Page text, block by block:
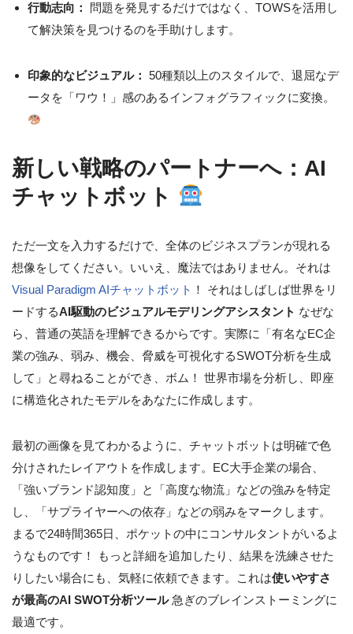
行動志向：
問題を発見するだけではなく、TOWSを活用し
て解決策を見つけるのを手助けします。
印象的なビジュアル： 50種類以上のスタイルで、退屈なデ
ータを「ワウ！」感のあるインフォグラフィックに変換。
新しい戦略のパートナーへ：AI
チャットボット
ただ一文を入力するだけで、全体のビジネスプランが現れる
想像をしてください。いいえ、魔法ではありません。それは
Visual Paradigm AIチャットボット ！ それはしばしば世界をリ
ードするAI駆動のビジュアルモデリングアシスタント なぜな
ら、普通の英語を理解できるからです。実際に「有名なEC企
業の強み、弱み、機会、脅威を可視化するSWOT分析を生成
して」と尋ねることができ、ボム！ 世界市場を分析し、即座
に構造化されたモデルをあなたに作成します。
最初の画像を見てわかるように、チャットボットは明確で色
分けされたレイアウトを作成します。EC大手企業の場合、
「強いブランド認知度」と「高度な物流」などの強みを特定
し、「サプライヤーへの依存」などの弱みをマークします。
まるで24時間365日、ポケットの中にコンサルタントがいるよ
うなものです！ もっと詳細を追加したり、結果を洗練させた
りしたい場合にも、気軽に依頼できます。これは使いやすさ
が最高のAI SWOT分析ツール急ぎのブレインストーミングに
最適です。